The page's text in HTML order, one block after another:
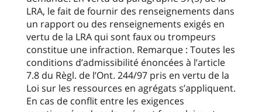
LRA, le fait de fournir des renseignements dans
un rapport ou des renseignements exigés en
vertu de la LRA qui sont faux ou trompeurs
constitue une infraction. Remarque : Toutes les
conditions d’admissibilité énoncées à l’article
7.8 du Règl. de l’Ont. 244/97 pris en vertu de la
Loi sur les ressources en agrégats s’appliquent.
En cas de conflit entre les exigences